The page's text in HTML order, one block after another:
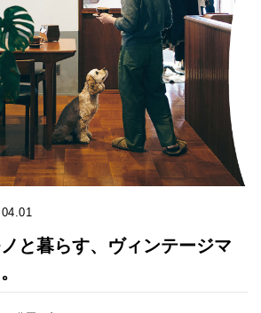
と暮らす、ヴィンテージマ